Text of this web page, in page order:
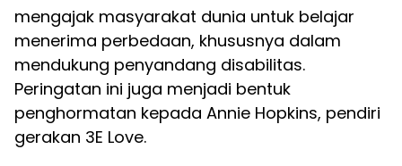
mengajak masyarakat dunia untuk belajar
menerima perbedaan, khususnya dalam
mendukung penyandang disabilitas.
Peringatan ini juga menjadi bentuk
penghormatan kepada Annie Hopkins, pendiri
gerakan 3E Love.